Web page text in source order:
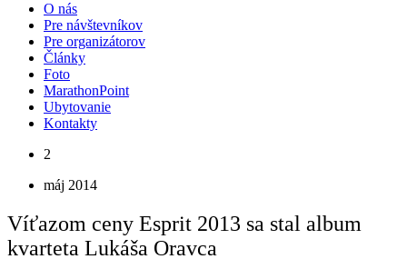
O nás
Pre návštevníkov
Pre organizátorov
Články
Foto
MarathonPoint
Ubytovanie
Kontakty
2
máj 2014
Víťazom ceny Esprit 2013 sa stal album
kvarteta Lukáša Oravca